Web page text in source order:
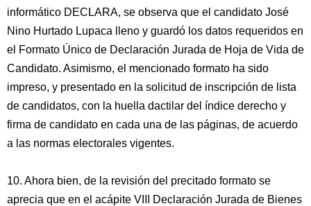
informático DECLARA, se observa que el candidato José
Nino Hurtado Lupaca lleno y guardó los datos requeridos en
el Formato Único de Declaración Jurada de Hoja de Vida de
Candidato. Asimismo, el mencionado formato ha sido
impreso, y presentado en la solicitud de inscripción de lista
de candidatos, con la huella dactilar del índice derecho y
firma de candidato en cada una de las páginas, de acuerdo
a las normas electorales vigentes.
10. Ahora bien, de la revisión del precitado formato se
aprecia que en el acápite VIII Declaración Jurada de Bienes